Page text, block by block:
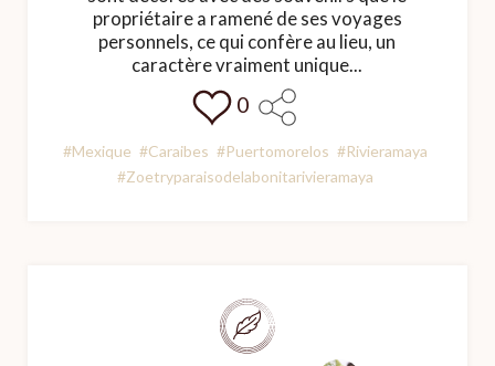
propriétaire a ramené de ses voyages
personnels, ce qui confère au lieu, un
caractère vraiment unique...
0
#Mexique #Caraibes #Puertomorelos #Rivieramaya
#Zoetryparaisodelabonitarivieramaya